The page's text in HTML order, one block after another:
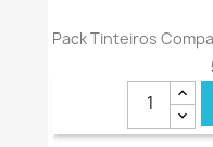
Pack Tinteiros